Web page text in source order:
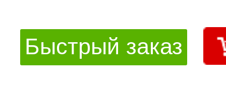
Быстрый заказ